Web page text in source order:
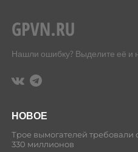
Нашли ошибку? Выделите её и
НОВОЕ
Трое вымогателей требовали
330 миллионов